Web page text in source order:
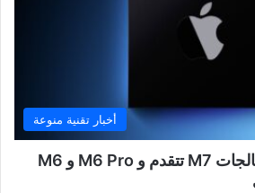
أخبار تقنية منوعة
آبل تُغيّر خططها.. معالجات M7 تتقدم و M6 Pro و M6